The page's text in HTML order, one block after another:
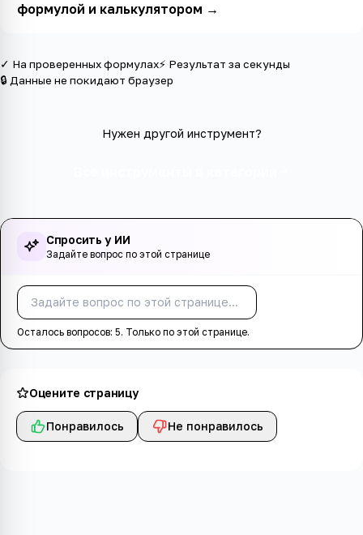
формулой и калькулятором →
✓ На проверенных формулах⚡ Результат за секунды
🔒 Данные не покидают браузер
Нужен другой инструмент?
Спросить у ИИ
Задайте вопрос по этой странице
Осталось вопросов: 5. Только по этой странице.
Оцените страницу
Понравилось Не понравилось